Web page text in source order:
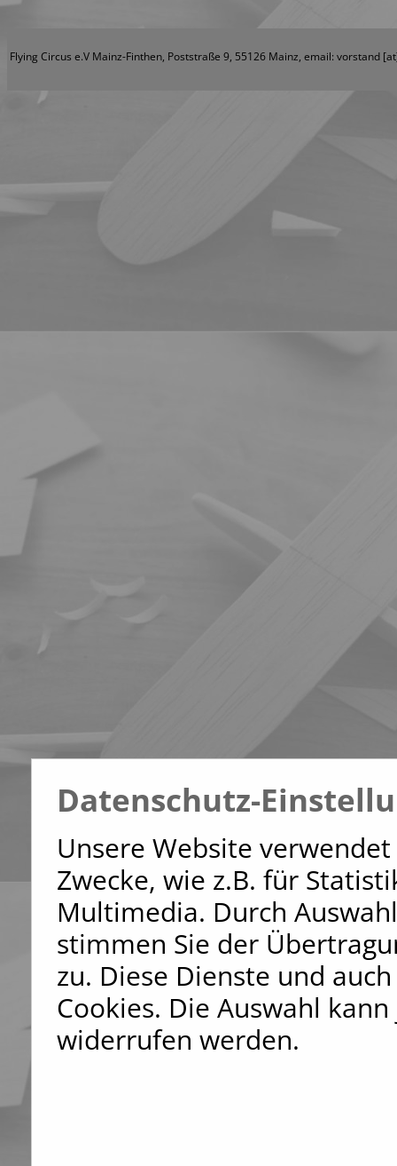
Flying Circus e.V Mainz-Finthen, Poststraße 9, 55126 Mainz, email: vorstand
Datenschutz-
Unsere Website
Zwecke, wie z.B. für
Multimedia. Durch
stimmen Sie der
zu. Diese Dienste und
Cookies. Die Auswahl
widerrufen werden.